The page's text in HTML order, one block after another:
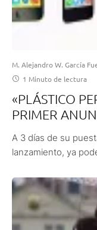
M. Alejandro W. García
1 Minuto de lectura
«PLÁSTICO
PRIMER
A 3 días de su
lanzamiento, ya